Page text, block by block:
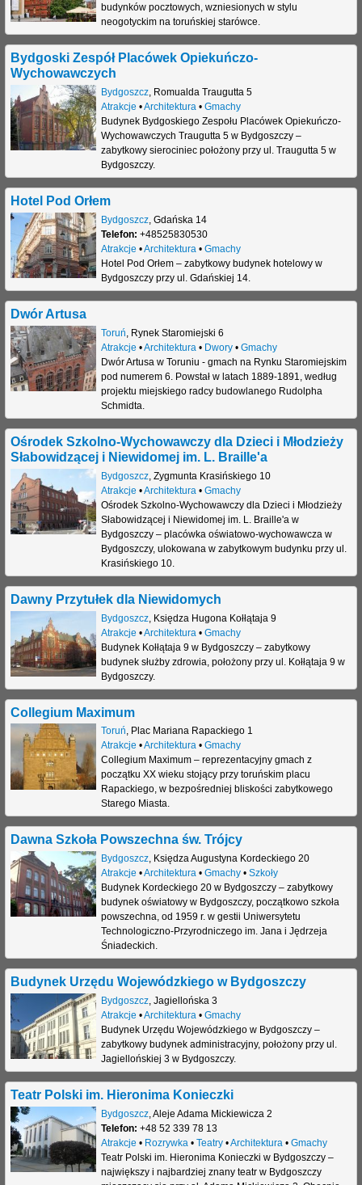
budynków pocztowych, wzniesionych w stylu
neogotyckim na toruńskiej starówce.
Bydgoski Zespół Placówek Opiekuńczo-
Wychowawczych
Bydgoszcz, Romualda Traugutta 5
Atrakcje •Architektura• Gmachy
Budynek Bydgoskiego Zespołu Placówek Opiekuńczo-
Wychowawczych Traugutta 5 w Bydgoszczy –
zabytkowy sierociniec położony przy ul. Traugutta 5 w
Bydgoszczy.
Hotel Pod Orłem
Bydgoszcz, Gdańska 14
Telefon: +48525830530
Atrakcje •Architektura• Gmachy
Hotel Pod Orłem – zabytkowy budynek hotelowy w
Bydgoszczy przy ul. Gdańskiej 14.
Dwór Artusa
Toruń, Rynek Staromiejski 6
Atrakcje •Architektura• Dwory• Gmachy
Dwór Artusa w Toruniu - gmach na Rynku Staromiejskim
pod numerem 6. Powstał w latach 1889-1891, według
projektu miejskiego radcy budowlanego Rudolpha
Schmidta.
Ośrodek Szkolno-Wychowawczy dla Dzieci i Młodzieży
Słabowidzącej i Niewidomej im. L. Braille'a
Bydgoszcz, Zygmunta Krasińskiego 10
Atrakcje •Architektura • Gmachy
Ośrodek Szkolno-Wychowawczy dla Dzieci i Młodzieży
Słabowidzącej i Niewidomej im. L. Braille'a w
Bydgoszczy – placówka oświatowo-wychowawcza w
Bydgoszczy, ulokowana w zabytkowym budynku przy ul.
Krasińskiego 10.
Dawny Przytułek dla Niewidomych
Bydgoszcz, Księdza Hugona Kołłątaja 9
Atrakcje •Architektura • Gmachy
Budynek Kołłątaja 9 w Bydgoszczy – zabytkowy
budynek służby zdrowia, położony przy ul. Kołłątaja 9 w
Bydgoszczy.
Collegium Maximum
Toruń, Plac Mariana Rapackiego 1
Atrakcje •Architektura• Gmachy
Collegium Maximum – reprezentacyjny gmach z
początku XX wieku stojący przy toruńskim placu
Rapackiego, w bezpośredniej bliskości zabytkowego
Starego Miasta.
Dawna Szkoła Powszechna św. Trójcy
Bydgoszcz, Księdza Augustyna Kordeckiego 20
Atrakcje •Architektura• Gmachy• Szkoły
Budynek Kordeckiego 20 w Bydgoszczy – zabytkowy
budynek oświatowy w Bydgoszczy, początkowo szkoła
powszechna, od 1959 r. w gestii Uniwersytetu
Technologiczno-Przyrodniczego im. Jana i Jędrzeja
Śniadeckich.
Budynek Urzędu Wojewódzkiego w Bydgoszczy
Bydgoszcz, Jagiellońska 3
Atrakcje •Architektura• Gmachy
Budynek Urzędu Wojewódzkiego w Bydgoszczy –
zabytkowy budynek administracyjny, położony przy ul.
Jagiellońskiej 3 w Bydgoszczy.
Teatr Polski im. Hieronima Konieczki
Bydgoszcz,Aleje Adama Mickiewicza 2
Telefon: +48 52 339 78 13
Atrakcje • Rozrywka• Teatry•Architektura• Gmachy
Teatr Polski im. Hieronima Konieczki w Bydgoszczy –
największy i najbardziej znany teatr w Bydgoszczy